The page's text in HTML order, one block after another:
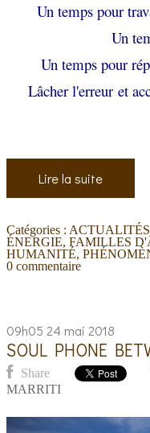
Un temps pour
Un
Un temps pour
Lâcher l'erreuret
Lire la suite
Catégories : ACTUALITÉS
ÉNERGIE,FAMILLES
HUMANITÉ,
0 commentaire
09h05 24 mai 2018
SOUL PHONE
Share
MARRITI